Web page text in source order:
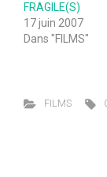
FRAGILE(S)
17 juin 2007
Dans "FILMS"
FILMS